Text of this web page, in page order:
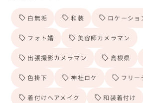
白無垢 和装 ロケーショ
フォト婚 美容師カメラマン
出張撮影カメラマン 島根県
色掛下 神社ロケ フリー
着付けヘアメイク 和装着付け